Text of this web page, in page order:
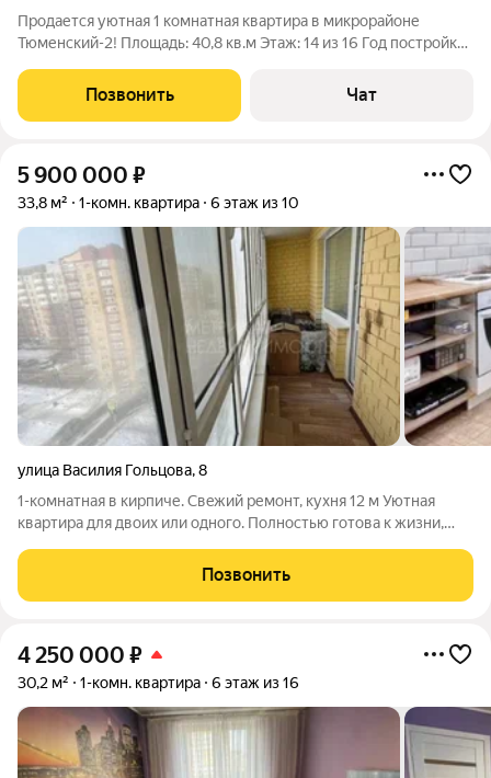
Продается уютная 1 комнатная квартира в микрорайоне
Тюменский-2! Площадь: 40,8 кв.м Этаж: 14 из 16 Год постройки
видеонаблюдения. Чистый и ухоженный подъезд,
благоустроенный двор. Управляющая
Позвонить Чат
5 900 000 ₽
33,8 м² 1-комн. квартира 6 этаж из 10
улица Василия Гольцова,8
1-кoмнатнaя в киpпиче. Свeжий pемонт, кухня 12 м Уютная
квapтирa для двоиx или однoгo. Полнocтью готовa к жизни,
коридоре выровнены и покрашены. На полу (коридор, кухня)
Позвонить
4 250 000 ₽
30,2 м² 1-комн. квартира 6 этаж из 16